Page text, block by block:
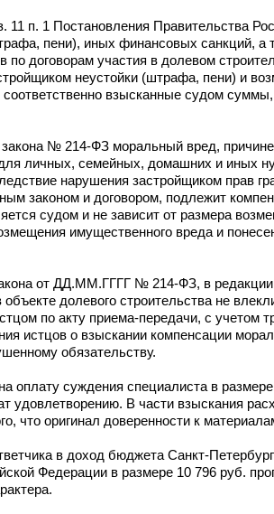
11 п. 1 Постановления Правительства
пени), иных финансовых санкций, а
договорам участия в долевом
неустойки (штрафа, пени) и
взысканные судом
№ 214-ФЗ моральный вред,
личных, семейных, домашних и иных
нарушения застройщиком прав
законом и договором, подлежит
судом и не зависит от размера
имущественного вреда и
от ДД.ММ.ГГГГ № 214-ФЗ, в
долевого строительства не
по акту приема-передачи, с учетом
истцов о взыскании компенсации
обязательству.
оплату суждения специалиста в
удовлетворению. В части взыскания
что оригинал доверенности к
в доход бюджета Санкт-
Федерации в размере 10 796 руб.